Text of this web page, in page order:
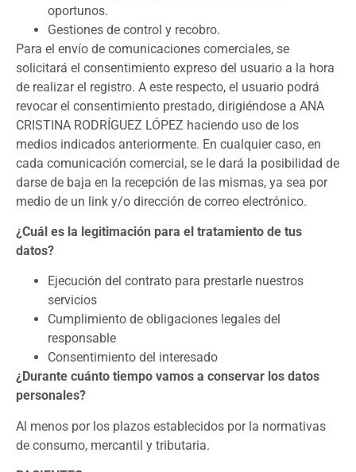
oportunos.
Gestiones de control y recobro.
Para el envío de comunicaciones comerciales, se
solicitará el consentimiento expreso del usuario a la hora
de realizar el registro. A este respecto, el usuario podrá
revocar el consentimiento prestado, dirigiéndose a ANA
CRISTINA RODRÍGUEZ LÓPEZ haciendo uso de los
medios indicados anteriormente. En cualquier caso, en
cada comunicación comercial, se le dará la posibilidad de
darse de baja en la recepción de las mismas, ya sea por
medio de un link y/o dirección de correo electrónico.
¿Cuál es la legitimación para el tratamiento de tus
datos?
Ejecución del contrato para prestarle nuestros
servicios
Cumplimiento de obligaciones legales del
responsable
Consentimiento del interesado
¿Durante cuánto tiempo vamos a conservar los datos
personales?
Al menos por los plazos establecidos por la normativas
de consumo, mercantil y tributaria.